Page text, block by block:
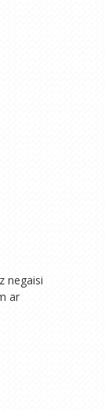
negaisi
ar